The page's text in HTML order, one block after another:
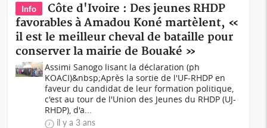
Info
Côte d'Ivoire : Des jeunes RHDP
favorables à Amadou Koné martèlent, «
il est le meilleur cheval de bataille pour
conserver la mairie de Bouaké »
Assimi Sanogo lisant la déclaration (ph
KOACI)&nbsp;Après la sortie de l'UF-RHDP en
faveur du candidat de leur formation politique,
c'est au tour de l'Union des Jeunes du RHDP (UJ-
RHDP), d'a...
il y a 3 ans